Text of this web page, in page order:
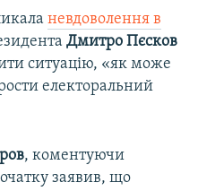
невдоволення в
Дмитро Пєсков
ситуацію, «як може
електоральний
, коментуючи
заявив, що